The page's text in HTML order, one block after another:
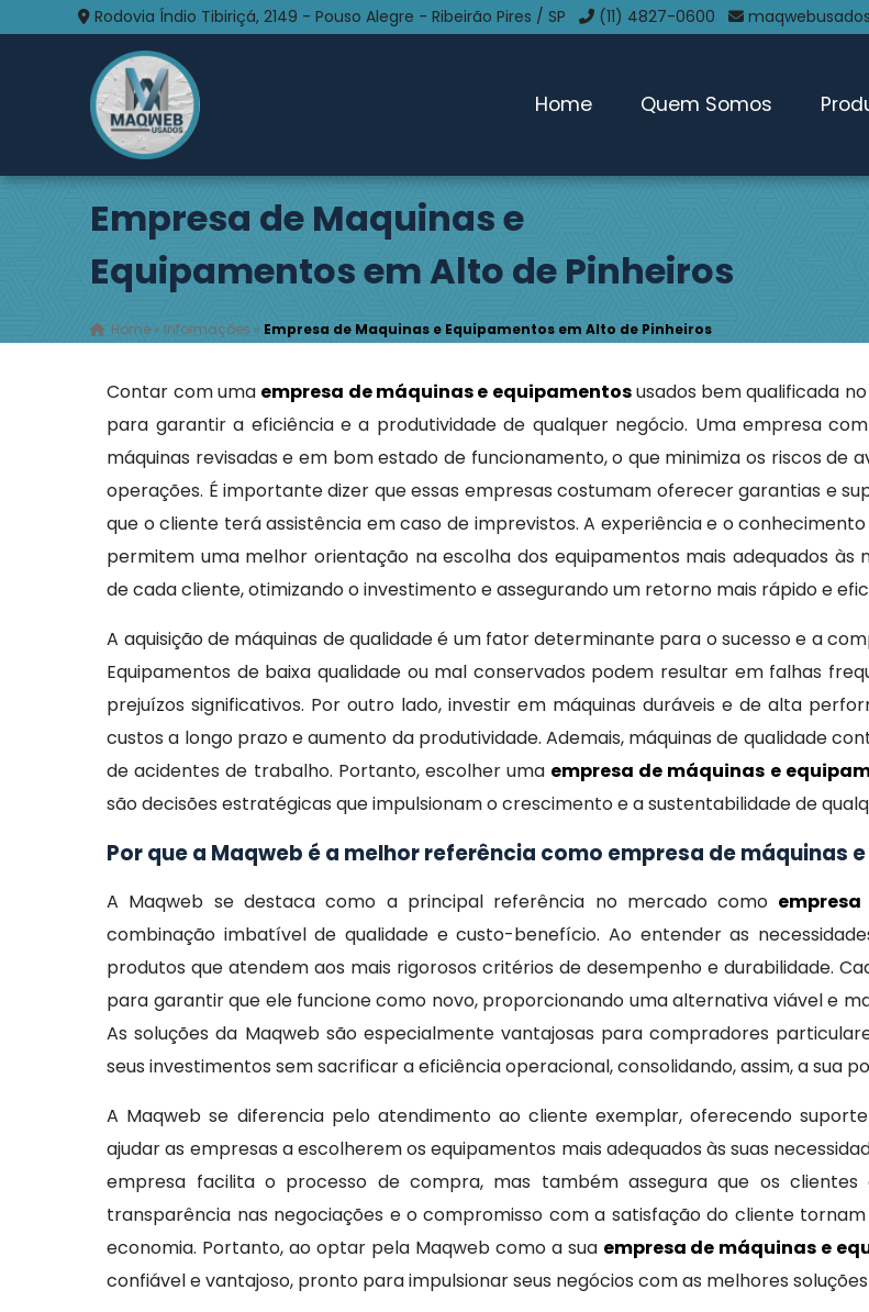
Rodovia Índio Tibiriçá, 2149 - Pouso Alegre - Ribeirão Pires / SP (11) 4827-0600
Home Quem Somos
Empresa de Maquinas e
Equipamentos em Alto de Pinheiros
Home » Informações » Empresa de Maquinas e Equipamentos em Alto de Pinheiros
Contar com uma empresa de máquinas e equipamentosusados bem qualificada
para garantir a eficiência e a produtividade de qualquer negócio. Uma empresa
máquinas revisadas e em bom estado de funcionamento, o que minimiza os riscos de
operações. É importante dizer que essas empresas costumam oferecer garantias e
que o cliente terá assistência em caso de imprevistos. A experiência e o
permitem uma melhor orientação na escolha dos equipamentos mais adequados às
de cada cliente, otimizando o investimento e assegurando um retorno mais rápido e
A aquisição de máquinas de qualidade é um fator determinante para o sucesso e a
Equipamentos de baixa qualidade ou mal conservados podem resultar em falhas
prejuízos significativos. Por outro lado, investir em máquinas duráveis e de alta
custos a longo prazo e aumento da produtividade. Ademais, máquinas de qualidade
de acidentes de trabalho. Portanto, escolher uma empresa de máquinas e
são decisões estratégicas que impulsionam o crescimento e a sustentabilidade de
Por que a Maqweb é a melhor referência como empresa de máquinas
A Maqweb se destaca como a principal referência no mercado como
combinação imbatível de qualidade e custo-benefício. Ao entender as
produtos que atendem aos mais rigorosos critérios de desempenho e durabilidade.
para garantir que ele funcione como novo, proporcionando uma alternativa viável e
As soluções da Maqweb são especialmente vantajosas para compradores
seus investimentos sem sacrificar a eficiência operacional, consolidando, assim, a sua
A Maqweb se diferencia pelo atendimento ao cliente exemplar, oferecendo
ajudar as empresas a escolherem os equipamentos mais adequados às suas
empresa facilita o processo de compra, mas também assegura que os
transparência nas negociações e o compromisso com a satisfação do cliente
economia. Portanto, ao optar pela Maqweb como a sua empresa de máquinas e
confiável e vantajoso, pronto para impulsionar seus negócios com as melhores